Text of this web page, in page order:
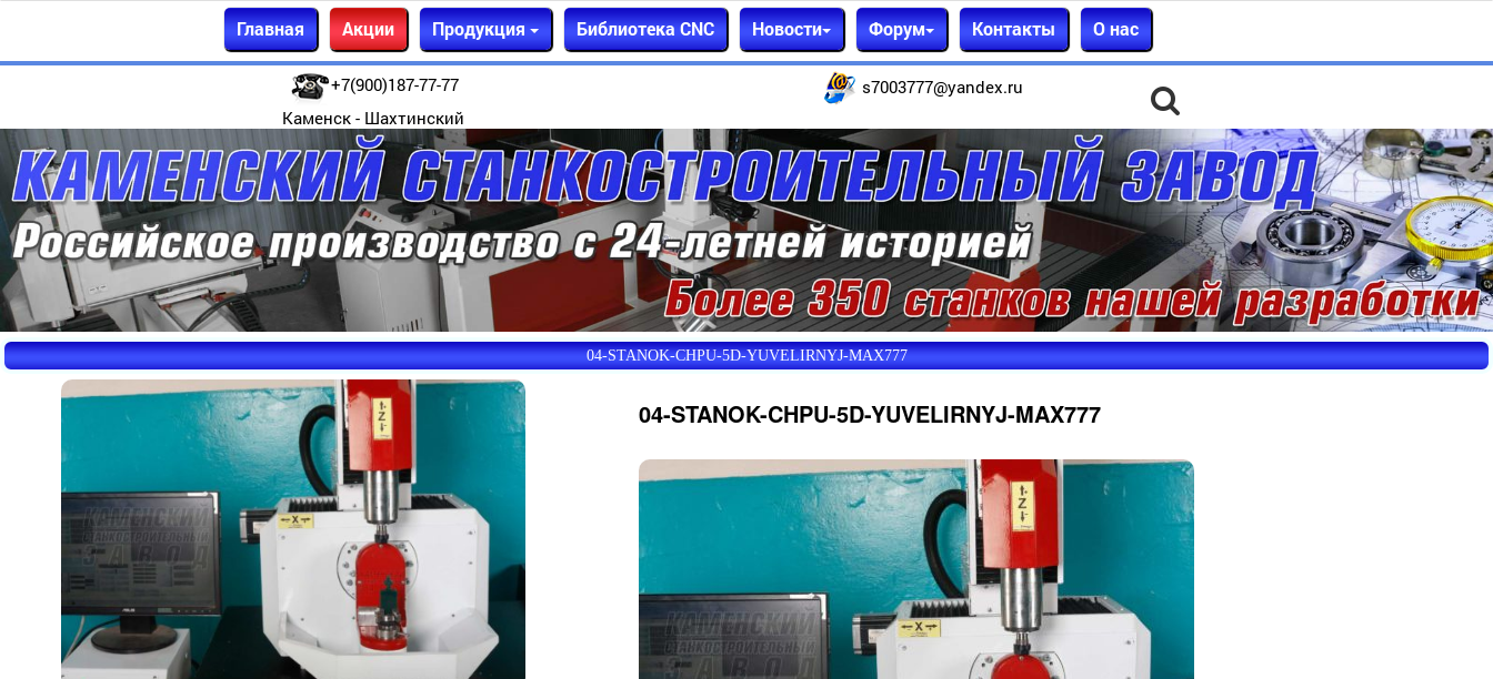
Главная Акции Продукция Библиотека CNC Новости Форум Контакты О нас
+7(900)187-77-77
Каменск - Шахтинский
s7003777@yandex.ru
04-STANOK-CHPU-5D-YUVELIRNYJ-MAX777
04-STANOK-CHPU-5D-YUVELIRNYJ-MAX777